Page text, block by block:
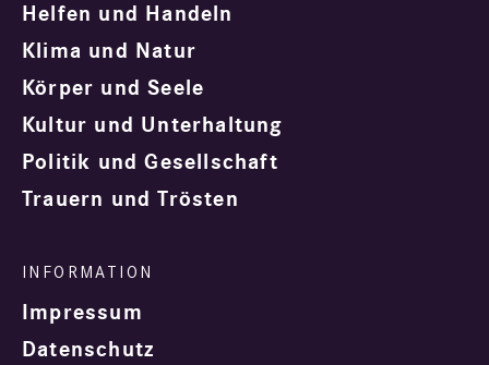
Helfen und Handeln
Klima und Natur
Körper und Seele
Kultur und Unterhaltung
Politik und Gesellschaft
Trauern und Trösten
Impressum
Datenschutz